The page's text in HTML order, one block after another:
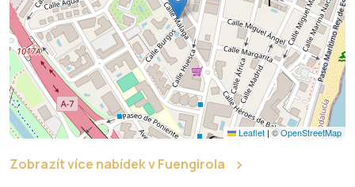
Leaflet |©OpenStreetMap
Zobrazít více nabídek v Fuengirola